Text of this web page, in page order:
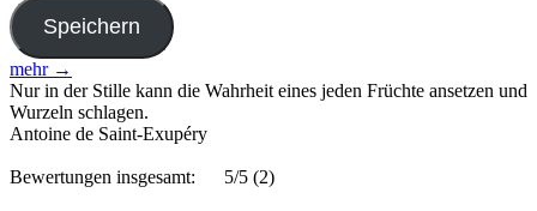
mehr →
Nur in der Stille kann die Wahrheit eines jeden Früchte ansetzen und
Wurzeln schlagen.
Antoine de Saint-Exupéry
Bewertungen insgesamt: 5/5 (2)